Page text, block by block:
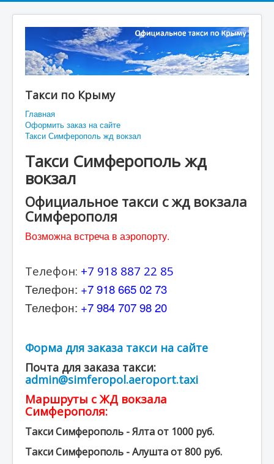
Такси по Крыму
Главная
Оформить заказ на сайте
Такси Симферополь жд вокзал
Такси Симферополь жд
вокзал
Официальное такси с жд вокзала
Симферополя
Возможна встреча в аэропорту.
Телефон: +7 918 887 22 85
Телефон: +7 918 665 02 73
Телефон: +7 984 707 98 20
Форма для заказа такси на сайте
Почта для заказа такси:
admin@simferopol.aeroport.taxi
Маршруты с ЖД вокзала
Симферополя:
Такси Симферополь - Ялта от 1000 руб.
Такси Симферополь - Алушта от 800 руб.